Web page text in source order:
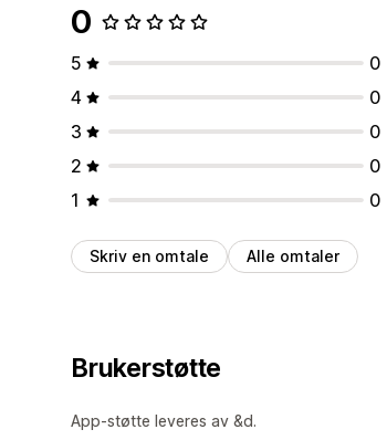
0
5
0
4
0
3
0
2
0
1
0
Skriv en omtale Alle omtaler
Brukerstøtte
App-støtte leveres av &d.